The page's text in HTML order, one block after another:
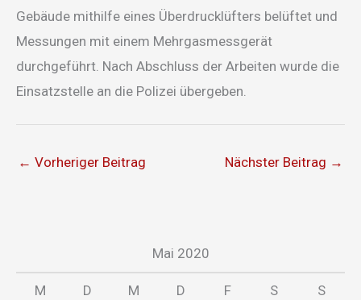
Gebäude mithilfe eines Überdrucklüfters belüftet und
Messungen mit einem Mehrgasmessgerät
durchgeführt. Nach Abschluss der Arbeiten wurde die
Einsatzstelle an die Polizei übergeben.
← Vorheriger Beitrag Nächster Beitrag →
Mai 2020
M D M D F S S